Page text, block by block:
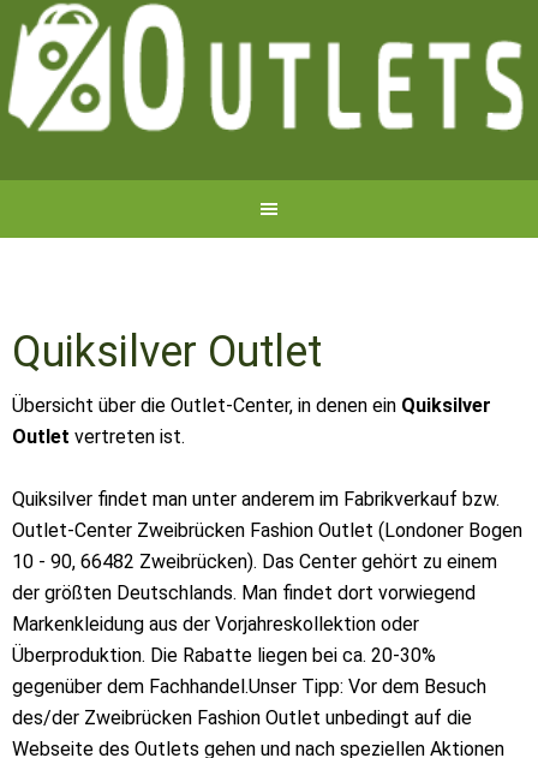
Quiksilver Outlet
Übersicht über die Outlet-Center, in denen ein Quiksilver
Outlet vertreten ist.
Quiksilver findet man unter anderem im Fabrikverkauf bzw.
Outlet-Center Zweibrücken Fashion Outlet (Londoner Bogen
10 - 90, 66482 Zweibrücken). Das Center gehört zu einem
der größten Deutschlands. Man findet dort vorwiegend
Markenkleidung aus der Vorjahreskollektion oder
Überproduktion. Die Rabatte liegen bei ca. 20-30%
gegenüber dem Fachhandel.Unser Tipp: Vor dem Besuch
des/der Zweibrücken Fashion Outlet unbedingt auf die
Webseite des Outlets gehen und nach speziellen Aktionen